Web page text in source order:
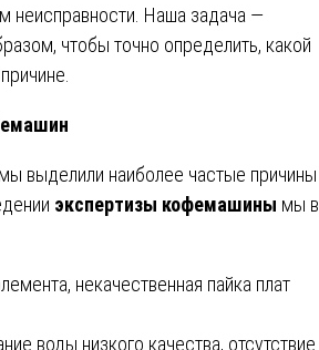
неисправности. Наша задача —
чтобы точно определить, какой
выделили наиболее частые причины
экспертизы кофемашины мы в
некачественная пайка плат
воды низкого качества, отсутствие